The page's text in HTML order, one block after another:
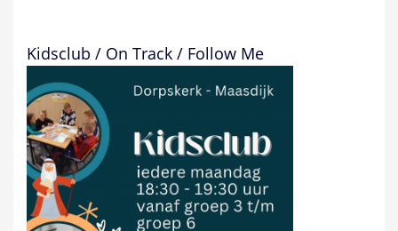
Kidsclub / On Track / Follow Me